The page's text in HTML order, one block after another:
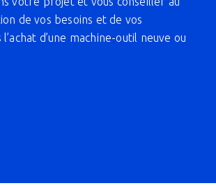
de vos besoins et de vos
d’une machine-outil neuve ou